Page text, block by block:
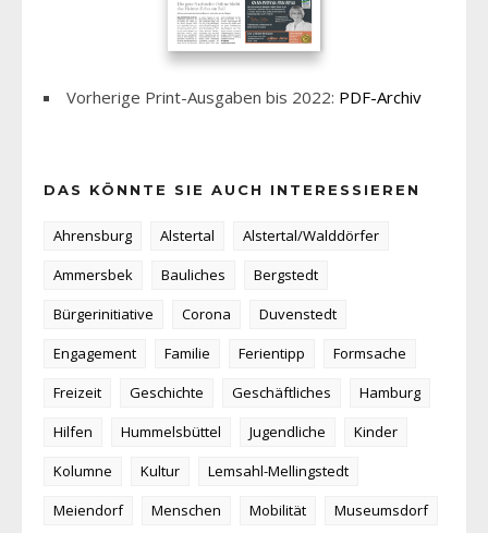
Vorherige Print-Ausgaben bis 2022: PDF-Archiv
DAS KÖNNTE SIE AUCH INTERESSIEREN
Ahrensburg Alstertal
Alstertal/Walddörfer
Ammersbek
Bauliches
Bergstedt
Bürgerinitiative
Corona
Duvenstedt
Engagement
Familie Ferientipp
Formsache
Freizeit
Geschichte Geschäftliches
Hamburg
Hilfen
Hummelsbüttel Jugendliche
Kinder
Kolumne
Kultur
Lemsahl-Mellingstedt
Meiendorf
Menschen Mobilität
Museumsdorf